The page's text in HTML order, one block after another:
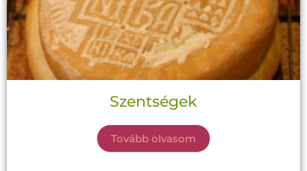
Szentségek
Tovább olvasom